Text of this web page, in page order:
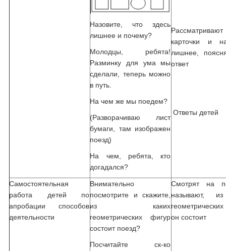
Назовите, что здесь
лишнее и почему?
Молодцы, ребята!
Разминку для ума мы
сделали, теперь можно
в путь.
На чем же мы поедем?
(Разворачиваю лист
бумаги, там изображен
поезд)
На чем, ребята, кто
догадался?
Рассматривают
карточки и
лишнее,
ответ
Ответы детей
Самостоятельная
работа детей по
апробации способов
деятельности
Внимательно
посмотрите и скажите,
из каких
геометрических фигур
состоит поезд?
Посчитайте ск-ко
Смотрят на
называют,
он состоит